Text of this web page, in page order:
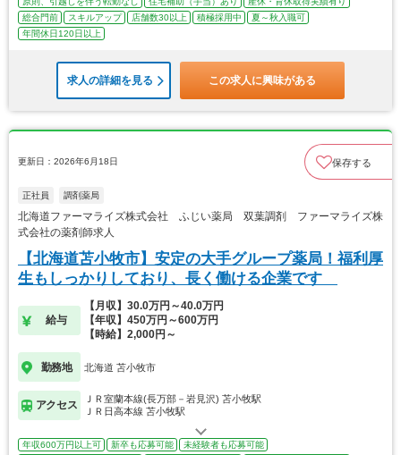
総合門前
スキルアップ 店舗数30以上 積極採用中
夏～秋入職可
年間休日120日以上
求人の詳細を見る この求人に興味がある
更新日：2026年6月18日 保存する
正社員 調剤薬局
北海道ファーマライズ株式会社 ふじい薬局 双葉調剤 ファーマライズ株
式会社の薬剤師求人
【北海道苫小牧市】安定の大手グループ薬局！福利厚
生もしっかりしており、長く働ける企業です
給与
【月収】30.0万円～40.0万円
【年収】450万円～600万円
【時給】2,000円～
勤務地 北海道 苫小牧市
アクセス
ＪＲ室蘭本線(長万部－岩見沢) 苫小牧駅
ＪＲ日高本線 苫小牧駅
年収600万円以上可 新卒も応募可能
未経験者も応募可能